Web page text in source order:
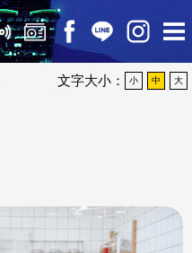
文字大小： 小 中 大